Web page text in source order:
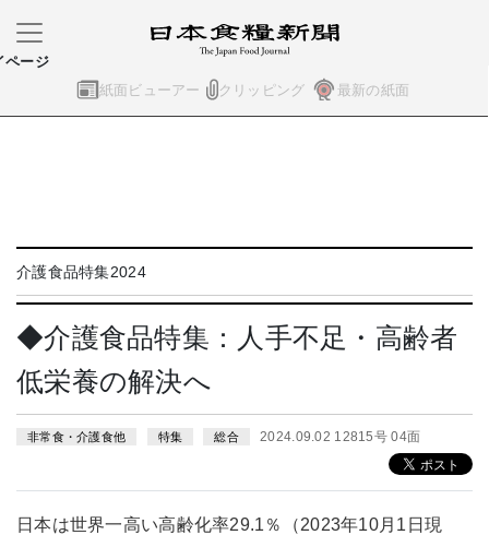
紙面ビューアー クリッピング 最新の紙面
ページ
介護食品特集2024
◆介護食品特集：人手不足・高齢者
低栄養の解決へ
非常食・介護食他 特集 総合 2024.09.02 12815号 04面
日本は世界一高い高齢化率29.1％（2023年10月1日現